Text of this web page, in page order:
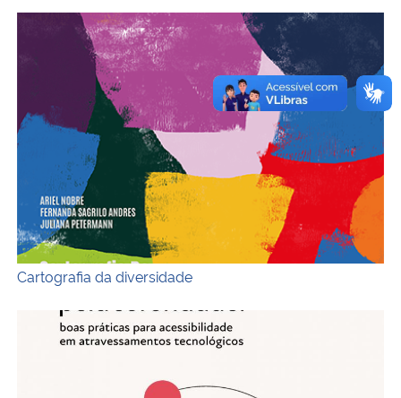
Cartografia da diversidade
Cartografia da diversidade
Territórios conectados pela sororidade